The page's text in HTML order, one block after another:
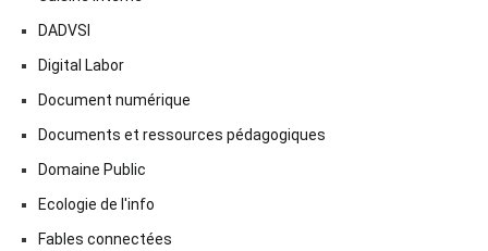
DADVSI
Digital Labor
Document numérique
Documents et ressources pédagogiques
Domaine Public
Ecologie de l'info
Fables connectées